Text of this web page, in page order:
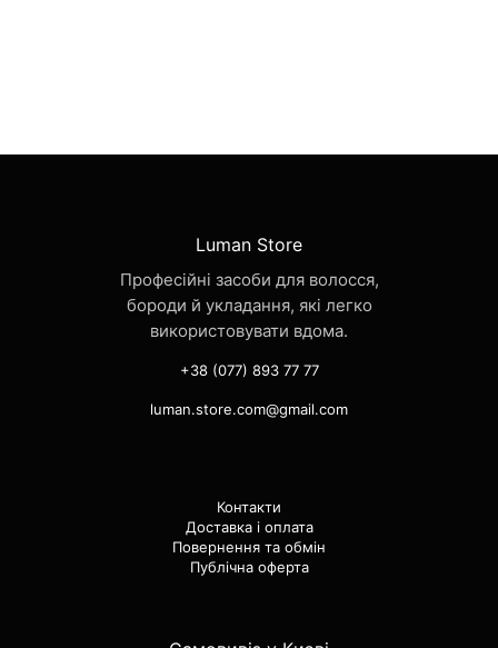
Luman Store
Професійні засоби для волосся,
бороди й укладання, які легко
використовувати вдома.
+38 (077) 893 77 77
luman.store.com@gmail.com
Контакти
Доставка і оплата
Повернення та обмін
Публічна оферта